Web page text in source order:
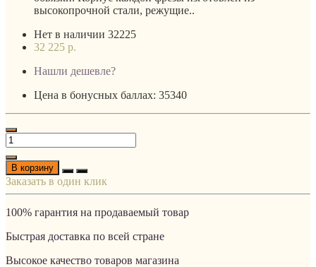
высокопрочной стали, режущие..
Нет в наличии 32225
32 225 р.
Нашли дешевле?
Цена в бонусных баллах: 35340
В корзину
Заказать в один клик
100% гарантия на продаваемый товар
Быстрая доставка по всей стране
Высокое качество товаров магазина